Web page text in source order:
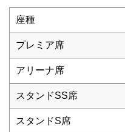
座種
プレミア席
アリーナ席
スタンドSS席
スタンドS席